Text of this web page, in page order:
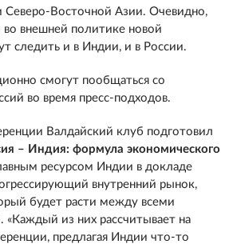
Восточной Азии. Очевидно,
внешней политике новой
следить и в Индии, и в России.
смогут пообщаться со
во время пресс-подходов.
Валдайский клуб подготовил
– Индия: формула экономического
ресурсом Индии в докладе
внутренний рынок,
будет расти между всеми
«Каждый из них рассчитывает на
предлагая Индии что-то